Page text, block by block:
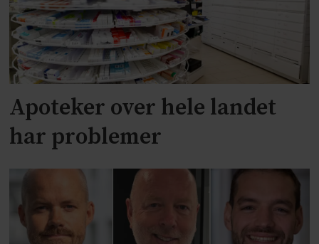
Apoteker over hele landet
har problemer